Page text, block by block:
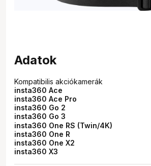
Adatok
Kompatibilis akciókamerák
insta360 Ace
insta360 Ace Pro
insta360 Go 2
insta360 Go 3
insta360 One RS (Twin/4K)
insta360 One R
insta360 One X2
insta360 X3